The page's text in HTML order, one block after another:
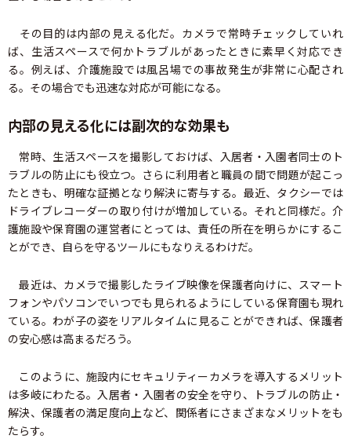
その目的は内部の見える化だ。カメラで常時チェックしていれ
ば、生活スペースで何かトラブルがあったときに素早く対応でき
る。例えば、介護施設では風呂場での事故発生が非常に心配され
る。その場合でも迅速な対応が可能になる。
内部の見える化には副次的な効果も
常時、生活スペースを撮影しておけば、入居者・入園者同士のト
ラブルの防止にも役立つ。さらに利用者と職員の間で問題が起こっ
たときも、明確な証拠となり解決に寄与する。最近、タクシーでは
ドライブレコーダーの取り付けが増加している。それと同様だ。介
護施設や保育園の運営者にとっては、責任の所在を明らかにするこ
とができ、自らを守るツールにもなりえるわけだ。
最近は、カメラで撮影したライブ映像を保護者向けに、スマート
フォンやパソコンでいつでも見られるようにしている保育園も現れ
ている。わが子の姿をリアルタイムに見ることができれば、保護者
の安心感は高まるだろう。
このように、施設内にセキュリティーカメラを導入するメリット
は多岐にわたる。入居者・入園者の安全を守り、トラブルの防止・
解決、保護者の満足度向上など、関係者にさまざまなメリットをも
たらす。